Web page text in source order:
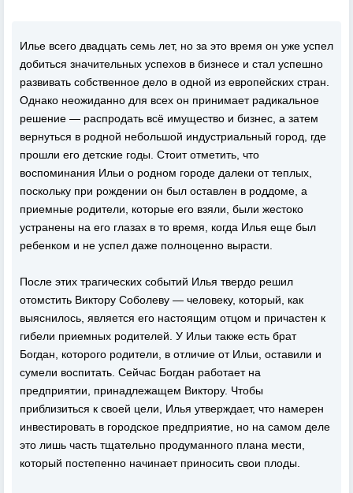
Илье всего двадцать семь лет, но за это время он уже успел
добиться значительных успехов в бизнесе и стал успешно
развивать собственное дело в одной из европейских стран.
Однако неожиданно для всех он принимает радикальное
решение — распродать всё имущество и бизнес, а затем
вернуться в родной небольшой индустриальный город, где
прошли его детские годы. Стоит отметить, что
воспоминания Ильи о родном городе далеки от теплых,
поскольку при рождении он был оставлен в роддоме, а
приемные родители, которые его взяли, были жестоко
устранены на его глазах в то время, когда Илья еще был
ребенком и не успел даже полноценно вырасти.
После этих трагических событий Илья твердо решил
отомстить Виктору Соболеву — человеку, который, как
выяснилось, является его настоящим отцом и причастен к
гибели приемных родителей. У Ильи также есть брат
Богдан, которого родители, в отличие от Ильи, оставили и
сумели воспитать. Сейчас Богдан работает на
предприятии, принадлежащем Виктору. Чтобы
приблизиться к своей цели, Илья утверждает, что намерен
инвестировать в городское предприятие, но на самом деле
это лишь часть тщательно продуманного плана мести,
который постепенно начинает приносить свои плоды.